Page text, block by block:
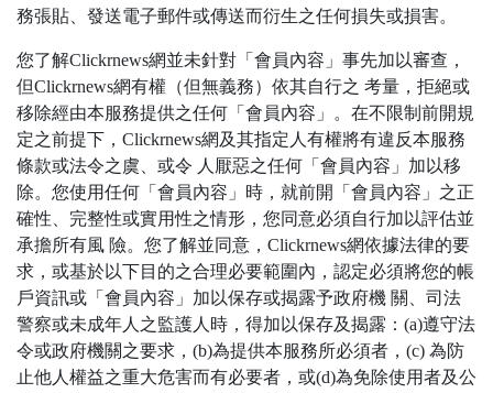
務張貼、發送電子郵件或傳送而衍生之任何損失或損害。
您了解Clickrnews網並未針對「會員內容」事先加以審查，
但Clickrnews網有權（但無義務）依其自行之 考量，拒絕或
移除經由本服務提供之任何「會員內容」。在不限制前開規
定之前提下，Clickrnews網及其指定人有權將有違反本服務
條款或法令之虞、或令 人厭惡之任何「會員內容」加以移
除。您使用任何「會員內容」時，就前開「會員內容」之正
確性、完整性或實用性之情形，您同意必須自行加以評估並
承擔所有風 險。您了解並同意，Clickrnews網依據法律的要
求，或基於以下目的之合理必要範圍內，認定必須將您的帳
戶資訊或「會員內容」加以保存或揭露予政府機 關、司法
警察或未成年人之監護人時，得加以保存及揭露：(a)遵守法
令或政府機關之要求，(b)為提供本服務所必須者，(c) 為防
止他人權益之重大危害而有必要者，或(d)為免除使用者及公